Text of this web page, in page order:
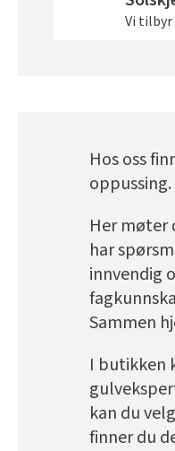
Vi tilbyr
Hos oss
Her møter
har
innvendig
Sammen
I butikken
kan du
finner du